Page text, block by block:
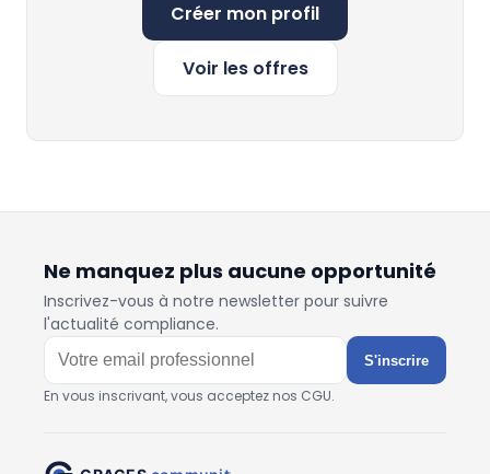
Créer mon profil
Voir les offres
Ne manquez plus aucune opportunité
Inscrivez-vous à notre newsletter pour suivre
l'actualité compliance.
S'inscrire
En vous inscrivant, vous acceptez nos CGU.